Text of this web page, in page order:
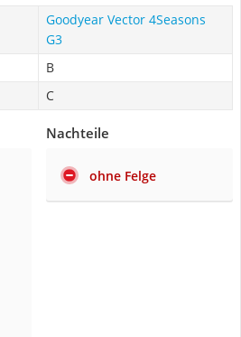
Goodyear Vector 4Seasons
G3
B
C
Nachteile
ohne Felge